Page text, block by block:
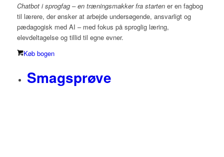
Chatbot i sprogfag – en træningsmakker fra startener en fagbog
til lærere, der ønsker at arbejde undersøgende, ansvarligt og
pædagogisk med AI – med fokus på sproglig læring,
elevdeltagelse og tillid til egne evner.
Køb bogen
Smagsprøve